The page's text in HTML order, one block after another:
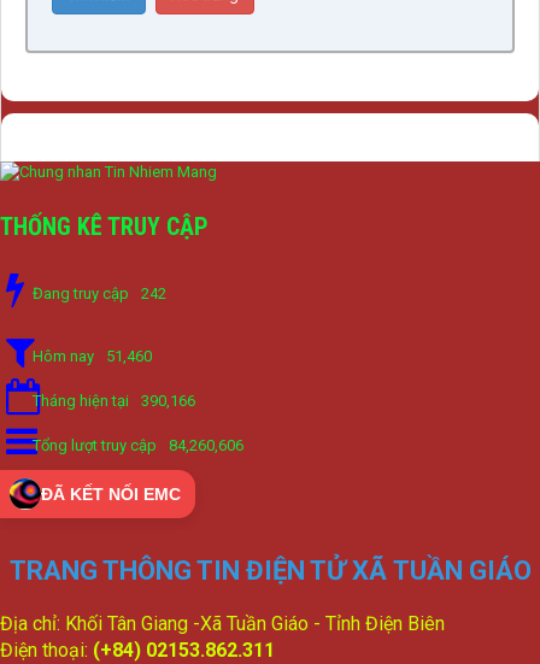
THỐNG KÊ TRUY CẬP
Đang truy cập 242
Hôm nay 51,460
Tháng hiện tại 390,166
Tổng lượt truy cập 84,260,606
ĐÃ KẾT NỐI EMC
TRANG THÔNG TIN ĐIỆN TỬ XÃ TUẦN GIÁO
Địa chỉ: Khối Tân Giang -Xã Tuần Giáo - Tỉnh Điện Biên
Điện thoại: (+84) 02153.862.311